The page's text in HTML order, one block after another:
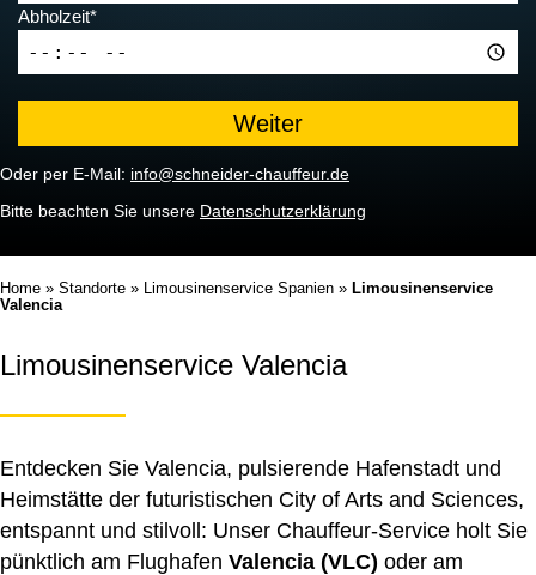
Abholzeit*
Oder per E-Mail: info@schneider-chauffeur.de
Bitte beachten Sie unsere Datenschutzerklärung
Home » Standorte » Limousinenservice Spanien » Limousinenservice
Valencia
Limousinenservice Valencia
Entdecken Sie Valencia, pulsierende Hafenstadt und
Heimstätte der futuristischen City of Arts and Sciences,
entspannt und stilvoll: Unser Chauffeur-Service holt Sie
pünktlich am Flughafen Valencia (VLC) oder am